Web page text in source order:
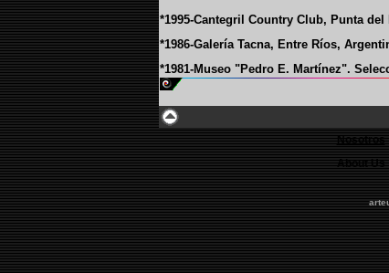
*1995-Cantegril Country Club, Punta del
*1986-Galería Tacna, Entre Ríos,
*1981-Museo "Pedro E. Martínez".
Nosotros
About Us